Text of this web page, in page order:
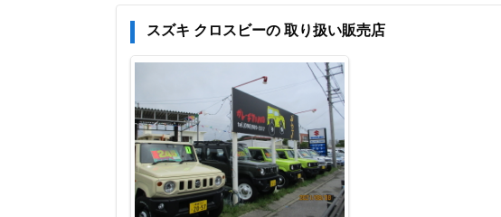
スズキ クロスビーの 取り扱い販売店